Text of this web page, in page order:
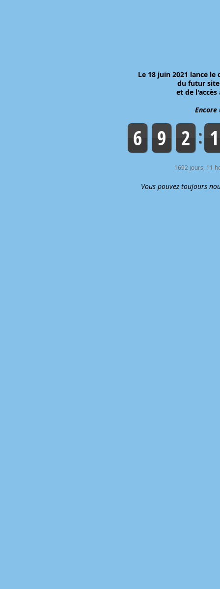
Le 18 juin 2021 lance
du futur site
et de
Encore
6 9 2 1
1692 jours, 11
Vous pouvez toujours